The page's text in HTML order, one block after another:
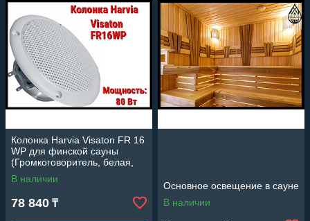
Колонка Harvia Visaton FR 16
WP для финской сауны
(Громкоговоритель, белая,
80 Вт)
В наличии
78 840 ₸
Основное освещение в сауне
В наличии